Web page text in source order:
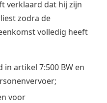
verklaard dat hij zijn
zodra de
volledig heeft
in artikel 7:500 BW en
voor